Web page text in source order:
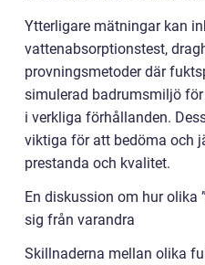
Ytterligare mätningar kan
vattenabsorptionstest,
provningsmetoder där
simulerad badrumsmiljö
i verkliga förhållanden.
viktiga för att bedöma och
prestanda och kvalitet.
En diskussion om hur olika
sig från varandra
Skillnaderna mellan olika